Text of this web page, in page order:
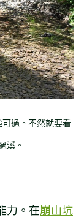
過。不然就要看
溪。
力。在崩山坑